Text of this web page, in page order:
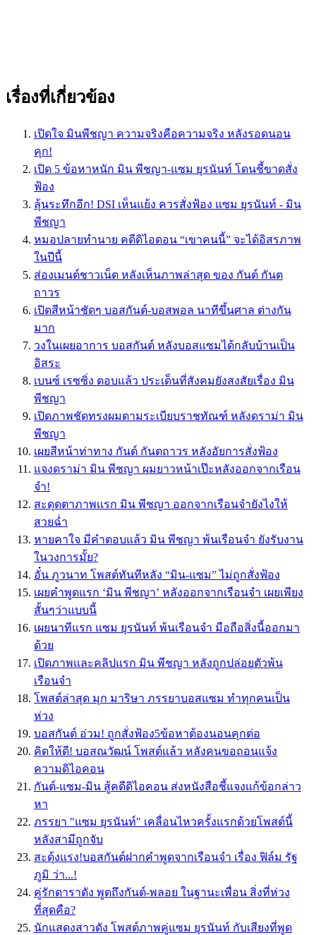
เรื่องที่เกี่ยวข้อง
เปิดใจ มินพีชญา ความจริงคือความจริง หลังรอดนอน
คุก!
เปิด 5 ข้อหาหนัก มิน พีชญา-แซม ยุรนันท์ โดนชี้ขาดสั่ง
ฟ้อง
ลุ้นระทึกอีก! DSI เห็นแย้ง ควรสั่งฟ้อง แซม ยุรนันท์ - มิน
พีชญา
หมอปลายทำนาย คดีดิไอดอน “เขาคนนี้” จะได้อิสรภาพ
ในปีนี้
ส่องเมนต์ชาวเน็ต หลังเห็นภาพล่าสุด ของ กันต์ กันต
ถาวร
เปิดสีหน้าชัดๆ บอสกันต์-บอสพอล นาทีขึ้นศาล ต่างกัน
มาก
วงในเผยอาการ บอสกันต์ หลังบอสแซมได้กลับบ้านเป็น
อิสระ
เบนซ์ เรซซิ่ง ตอบแล้ว ประเด็นที่สังคมยังสงสัยเรื่อง มิน
พีชญา
เปิดภาพชัดทรงผมตามระเบียบราชทัณฑ์ หลังดราม่า มิน
พีชญา
เผยสีหน้าท่าทาง กันต์ กันตถาวร หลังอัยการสั่งฟ้อง
แจงดราม่า มิน พีชญา ผมยาวหน้าเป๊ะหลังออกจากเรือน
จำ!
สะดุดตาภาพเเรก มิน พีชญา ออกจากเรือนจำยังไงให้
สวยฉ่ำ
หายคาใจ มีคำตอบแล้ว มิน พีชญา พ้นเรือนจำ ยังรับงาน
ในวงการมั้ย?
อั๋น ภูวนาท โพสต์ทันทีหลัง “มิน-แซม” ไม่ถูกสั่งฟ้อง
เผยคำพูดแรก ‘มิน พีชญา’ หลังออกจากเรือนจำ เผยเพียง
สั้นๆว่าแบบนี้
เผยนาทีแรก แซม ยุรนันท์ พ้นเรือนจำ มือถือสิ่งนี้ออกมา
ด้วย
เปิดภาพและคลิปแรก มิน พีชญา หลังถูกปล่อยตัวพ้น
เรือนจำ
โพสต์ล่าสุด มุก มาริษา ภรรยาบอสแซม ทำทุกคนเป็น
ห่วง
บอสกันต์ อ่วม! ถูกสั่งฟ้อง5ข้อหาต้องนอนคุกต่อ
คิดให้ดี! บอสณวัฒน์ โพสต์แล้ว หลังคนขอถอนแจ้ง
ความดิไอคอน
กันต์-แซม-มิน สู้คดีดิไอคอน ส่งหนังสือชี้แจงแก้ข้อกล่าว
หา
ภรรยา "แซม ยุรนันท์" เคลื่อนไหวครั้งแรกด้วยโพสต์นี้
หลังสามีถูกจับ
สะดุ้งแรง!บอสกันต์ฝากคำพูดจากเรือนจำ เรื่อง ฟิล์ม รัฐ
ภูมิ ว่า...!
คู่รักดาราดัง พูดถึงกันต์-พลอย ในฐานะเพื่อน สิ่งที่ห่วง
ที่สุดคือ?
นักแสดงสาวดัง โพสต์ภาพคู่แซม ยุรนันท์ กับเสียงที่พูด